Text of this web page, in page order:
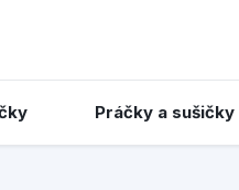
Práčky a sušičky